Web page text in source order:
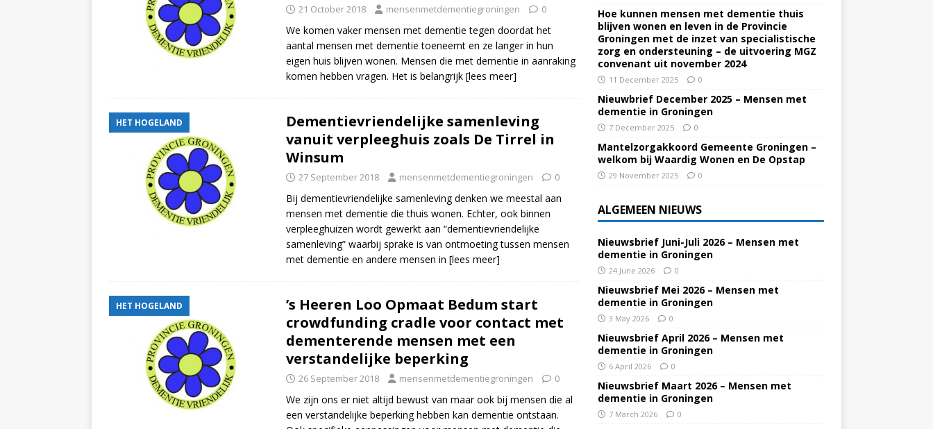
21 October 2018 mensenmetdementiegroningen 0
We komen vaker mensen met dementie tegen doordat het
aantal mensen met dementie toeneemt en ze langer in hun
eigen huis blijven wonen. Mensen die met dementie in aanraking
komen hebben vragen. Het is belangrijk [lees meer]
HET HOGELAND
Dementievriendelijke samenleving
vanuit verpleeghuis zoals De Tirrel in
Winsum
27 September 2018 mensenmetdementiegroningen 0
Bij dementievriendelijke samenleving denken we meestal aan
mensen met dementie die thuis wonen. Echter, ook binnen
verpleeghuizen wordt gewerkt aan “dementievriendelijke
samenleving” waarbij sprake is van ontmoeting tussen mensen
met dementie en andere mensen in [lees meer]
HET HOGELAND
’s Heeren Loo Opmaat Bedum start
crowdfunding cradle voor contact met
dementerende mensen met een
verstandelijke beperking
26 September 2018 mensenmetdementiegroningen 0
We zijn ons er niet altijd bewust van maar ook bij mensen die al
een verstandelijke beperking hebben kan dementie ontstaan.
Hoe kunnen mensen met dementie thuis
blijven wonen en leven in de Provincie
Groningen met de inzet van specialistische
zorg en ondersteuning – de uitvoering MGZ
convenant uit november 2024
11 December 2025 0
Nieuwbrief December 2025 – Mensen met
dementie in Groningen
7 December 2025 0
Mantelzorgakkoord Gemeente Groningen –
welkom bij Waardig Wonen en De Opstap
29 November 2025 0
ALGEMEEN NIEUWS
Nieuwsbrief Juni-Juli 2026 – Mensen met
dementie in Groningen
24 June 2026 0
Nieuwsbrief Mei 2026 – Mensen met
dementie in Groningen
3 May 2026 0
Nieuwsbrief April 2026 – Mensen met
dementie in Groningen
6 April 2026 0
Nieuwsbrief Maart 2026 – Mensen met
dementie in Groningen
7 March 2026 0